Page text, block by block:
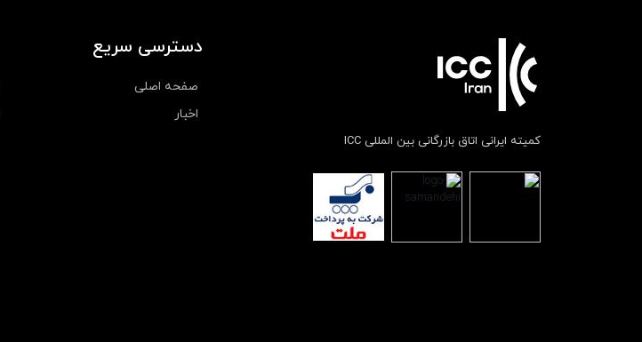
کمیته ایرانی اتاق بازرگانی بین المللی ICC
دسترسی سریع
صفحه اصلی
اخبار